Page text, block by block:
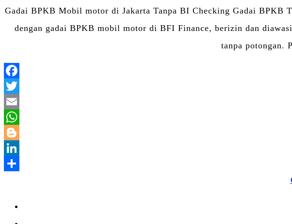
Gadai BPKB Mobil motor di Jakarta Tanpa BI Checking Gadai BPKB
dengan gadai BPKB mobil motor di BFI Finance, berizin dan
tanpa potongan.